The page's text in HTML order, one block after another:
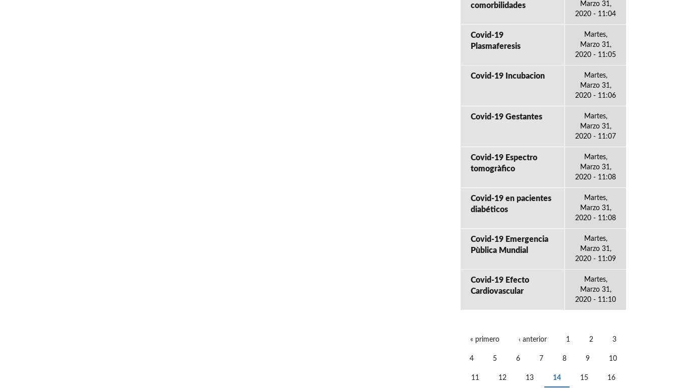
comorbilidades
Marzo 31,
2020 - 11:04
Covid-19
Plasmaferesis
Martes,
Marzo 31,
2020 - 11:05
Covid-19 Incubacion
Martes,
Marzo 31,
2020 - 11:06
Covid-19 Gestantes
Martes,
Marzo 31,
2020 - 11:07
Covid-19 Espectro
tomogràfico
Martes,
Marzo 31,
2020 - 11:08
Covid-19 en pacientes
diabéticos
Martes,
Marzo 31,
2020 - 11:08
Covid-19 Emergencia
Pùblica Mundial
Martes,
Marzo 31,
2020 - 11:09
Covid-19 Efecto
Cardiovascular
Martes,
Marzo 31,
2020 - 11:10
« primero ‹ anterior 1 2 3
4 5 6 7 8 9 10
11 12 13 14 15 16